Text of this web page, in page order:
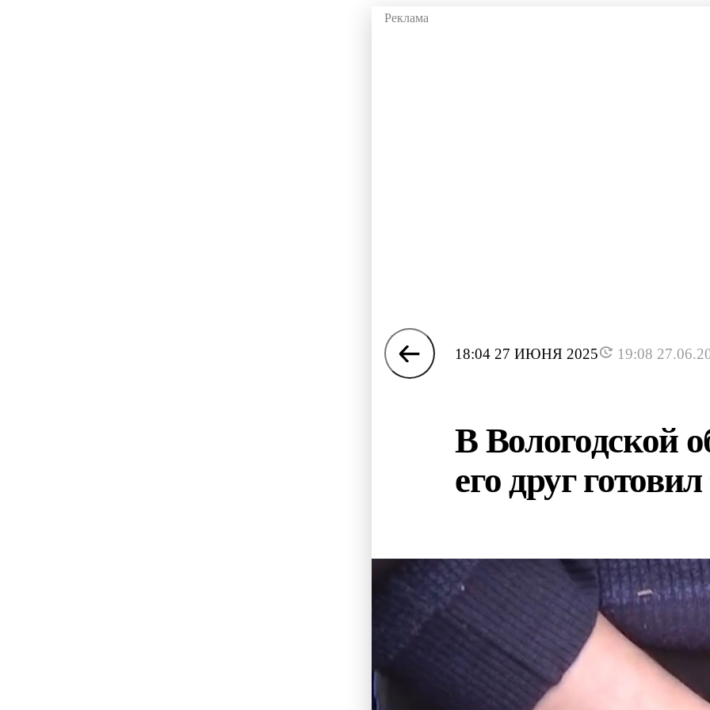
18:04 27 ИЮНЯ 2025 19:08
В Вологодской
его друг